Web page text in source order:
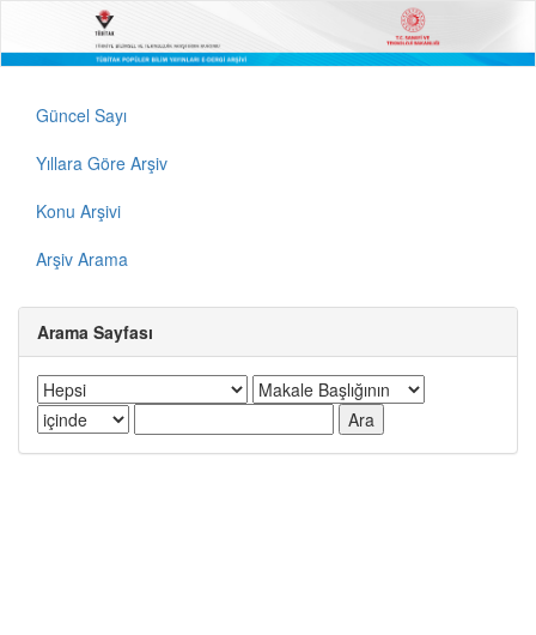
Güncel Sayı
Yıllara Göre Arşiv
Konu Arşivi
Arşiv Arama
Arama Sayfası